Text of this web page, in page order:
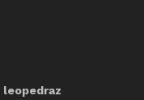
leopedraz